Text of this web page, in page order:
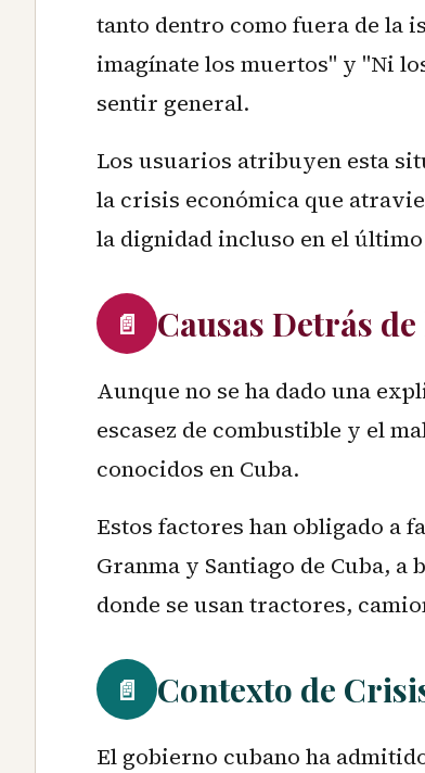
tanto dentro como fuera de la
imagínate los muertos" y "Ni
sentir general.
Los usuarios atribuyen esta
la crisis económica que
la dignidad incluso en el
📄 Causas Detrás
Aunque no se ha dado una
escasez de combustible y el
conocidos en Cuba.
Estos factores han obligado a
Granma y Santiago de Cuba,
donde se usan tractores,
📄 Contexto de
El gobierno cubano ha